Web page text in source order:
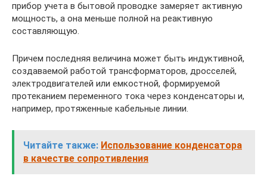
прибор учета в бытовой проводке замеряет активную
мощность, а она меньше полной на реактивную
составляющую.
Причем последняя величина может быть индуктивной,
создаваемой работой трансформаторов, дросселей,
электродвигателей или емкостной, формируемой
протеканием переменного тока через конденсаторы и,
например, протяженные кабельные линии.
Читайте также: Использование конденсатора
в качестве сопротивления